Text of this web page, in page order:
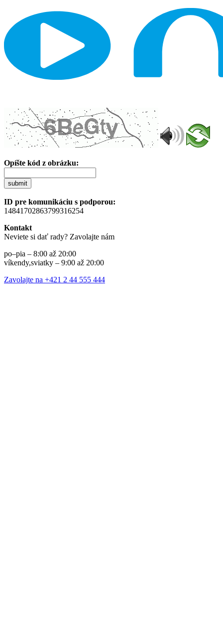
Opíšte kód z obrázku:
submit
ID pre komunikáciu s podporou:
14841702863799316254
Kontakt
Neviete si dať rady? Zavolajte nám
po–pia – 8:00 až 20:00
víkendy,sviatky – 9:00 až 20:00
Zavolajte na +421 2 44 555 444